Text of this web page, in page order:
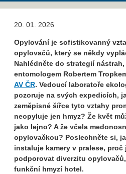
20. 01. 2026
Opylování je sofistikovanný
opylovačů, který se někdy
Nahlédněte do strategií
entomologem Robertem
AV ČR. Vedoucí laboratoře
pozoruje na svých expedicích,
zeměpisné šířce tyto vztahy
neopyluje jen hmyz? Že květ
jako lejno? A že včela
opylovačkou? Poslechněte si,
instaluje kamery v pralese,
podporovat diverzitu
funkční hmyzí hotel.